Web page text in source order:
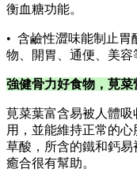
衡血糖功能。
• 含鹼性澀味能制止胃
物、開胃、通便、美容
強健骨力好食物，莧菜
莧菜葉富含易被人體
用，並能維持正常的
草酸，所含的鐵和鈣
癒合很有幫助。